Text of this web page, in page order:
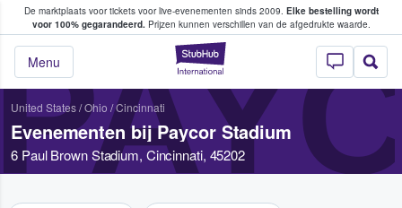
De marktplaats voor tickets voor live-evenementen sinds 2009. Elke bestelling wordt
voor 100% gegarandeerd.Prijzen kunnen verschillen van de afgedrukte waarde.
StubHub: waar
Menu
tickets kopen en verkopen
United States/Ohio /Cincinnati
Evenementen bij Paycor Stadium
6 Paul Brown Stadium, Cincinnati, 45202